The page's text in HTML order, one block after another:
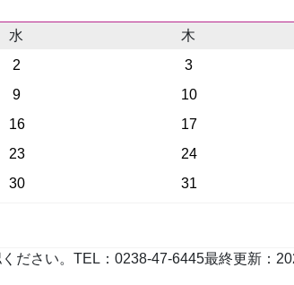
水 木
2 3
9 10
16 17
23 24
30 31
ださい。TEL：0238-47-6445最終更新：